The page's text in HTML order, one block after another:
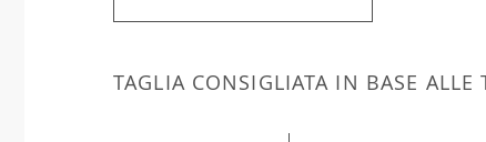
TAGLIA CONSIGLIATA IN BASE ALLE